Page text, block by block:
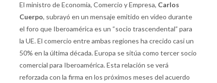
El ministro de Economía, Comercio y Empresa, Carlos
Cuerpo, subrayó en un mensaje emitido en vídeo durante
el foro que Iberoamérica es un “socio trascendental” para
la UE. El comercio entre ambas regiones ha crecido casi un
50% en la última década. Europa se sitúa como tercer socio
comercial para Iberoamérica. Esta relación se verá
reforzada con la firma en los próximos meses del acuerdo